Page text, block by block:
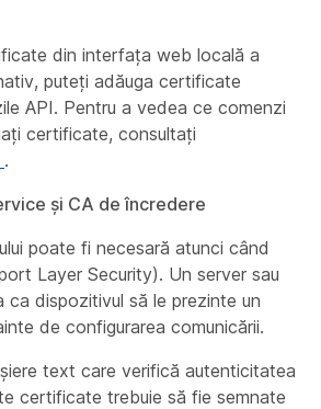
din interfața web locală a
puteți adăuga certificate
API. Pentru a vedea ce comenzi
certificate, consultați
.
și CA de încredere
poate fi necesară atunci când
Layer Security). Un server sau
dispozitivul să le prezinte un
de configurarea comunicării.
text care verifică autenticitatea
certificate trebuie să fie semnate